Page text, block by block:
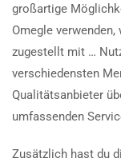
großartige
Omegle
zugestellt mit …
verschiedensten
Qualitätsanbieter
umfassenden
Zusätzlich hast du